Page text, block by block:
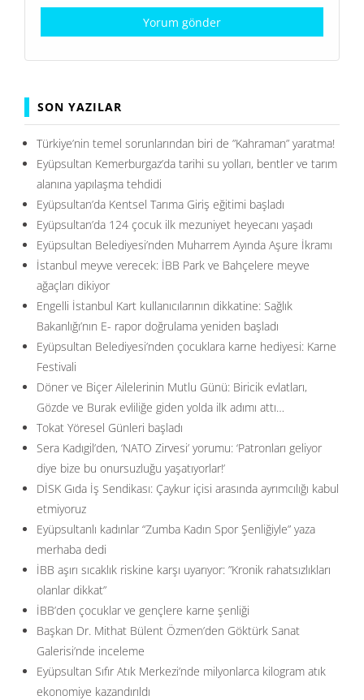
SON YAZILAR
Türkiye’nin temel sorunlarından biri de ”Kahraman” yaratma!
Eyüpsultan Kemerburgaz’da tarihi su yolları, bentler ve tarım
alanına yapılaşma tehdidi
Eyüpsultan’da Kentsel Tarıma Giriş eğitimi başladı
Eyüpsultan’da 124 çocuk ilk mezuniyet heyecanı yaşadı
Eyüpsultan Belediyesi’nden Muharrem Ayında Aşure İkramı
İstanbul meyve verecek: İBB Park ve Bahçelere meyve
ağaçları dikiyor
Engelli İstanbul Kart kullanıcılarının dikkatine: Sağlık
Bakanlığı’nın E- rapor doğrulama yeniden başladı
Eyüpsultan Belediyesi’nden çocuklara karne hediyesi: Karne
Festivali
Döner ve Biçer Ailelerinin Mutlu Günü: Biricik evlatları,
Gözde ve Burak evliliğe giden yolda ilk adımı attı…
Tokat Yöresel Günleri başladı
Sera Kadıgil’den, ‘NATO Zirvesi’ yorumu: ‘Patronları geliyor
diye bize bu onursuzluğu yaşatıyorlar!’
DİSK Gıda İş Sendikası: Çaykur içisi arasında ayrımcılığı kabul
etmiyoruz
Eyüpsultanlı kadınlar “Zumba Kadın Spor Şenliğiyle” yaza
merhaba dedi
İBB aşırı sıcaklık riskine karşı uyarıyor: ”Kronik rahatsızlıkları
olanlar dikkat”
İBB’den çocuklar ve gençlere karne şenliği
Başkan Dr. Mithat Bülent Özmen’den Göktürk Sanat
Galerisi’nde inceleme
Eyüpsultan Sıfır Atık Merkezi’nde milyonlarca kilogram atık
ekonomiye kazandırıldı